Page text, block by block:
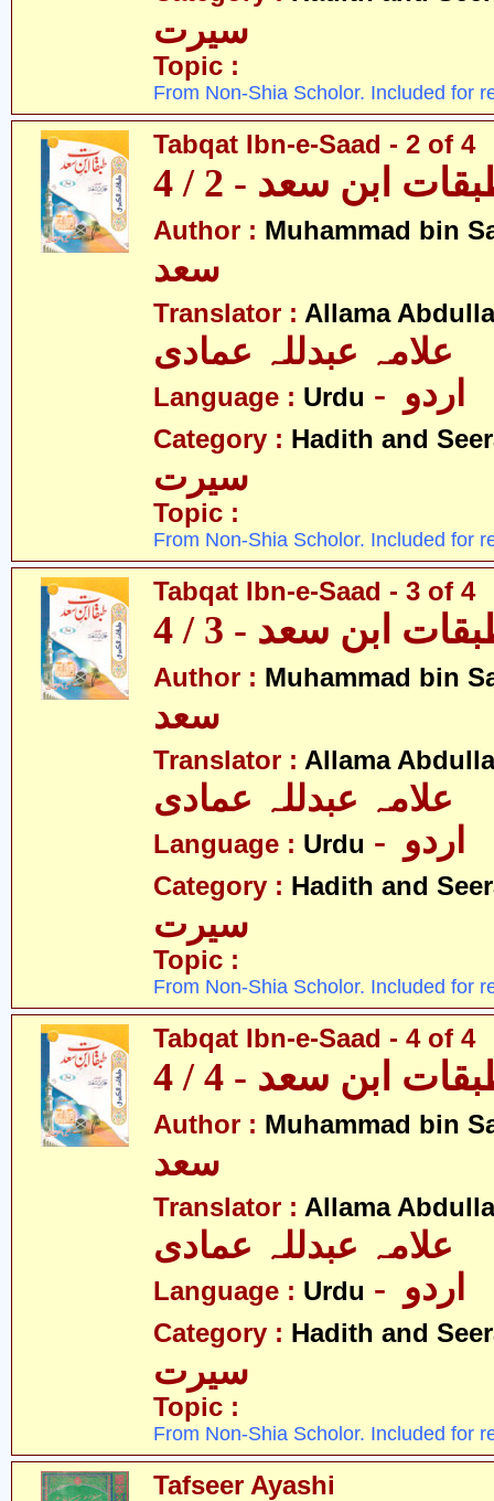
سیرت
Topic :
From Non-Shia Scholor. Included for
Tabqat Ibn-e-Saad - 2 of 4
ابن سعد - 2 / 4
Author : Muhammad bin
سعد
Translator : Allama
علامہ عبدللہ عمادی
Language : Urdu
Category : Hadith and
سیرت
Topic :
From Non-Shia Scholor. Included for
Tabqat Ibn-e-Saad - 3 of 4
ابن سعد - 3 / 4
Author : Muhammad bin
سعد
Translator : Allama
علامہ عبدللہ عمادی
Language : Urdu
Category : Hadith and
سیرت
Topic :
From Non-Shia Scholor. Included for
Tabqat Ibn-e-Saad - 4 of 4
ابن سعد - 4 / 4
Author : Muhammad bin
سعد
Translator : Allama
علامہ عبدللہ عمادی
Language : Urdu
Category : Hadith and
سیرت
Topic :
From Non-Shia Scholor. Included for
Tafseer Ayashi